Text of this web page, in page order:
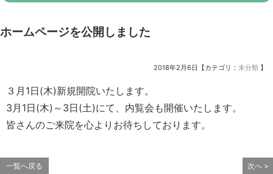
ホームページを公開しました
2018年2月6日【カテゴリ： 未分類 】
３月1日(木)新規開院いたします。
3月1日(木)～3日(土)にて、内覧会も開催いたします。
皆さんのご来院を心よりお待ちしております。
一覧へ戻る 次へ >